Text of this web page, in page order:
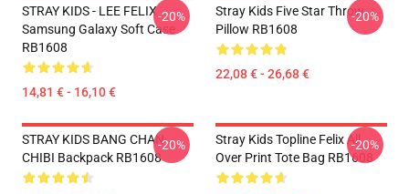
STRAY KIDS - LEE FELIX
Samsung Galaxy Soft Case
RB1608
14,81 € - 16,10 €
-20%
Stray Kids Five Star Throw
Pillow RB1608
22,08 € - 26,68 €
-20%
STRAY KIDS BANG CHAN
CHIBI Backpack RB1608
-20%
Stray Kids Topline Felix All
Over Print Tote Bag RB1608
-20%